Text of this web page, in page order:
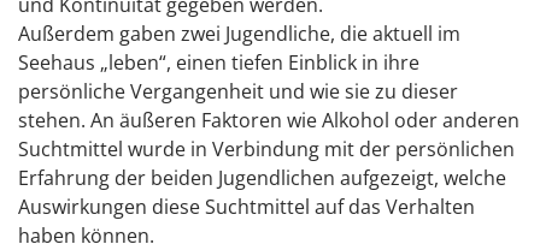
Außerdem gaben zwei Jugendliche, die aktuell im
Seehaus „leben“, einen tiefen Einblick in ihre
persönliche Vergangenheit und wie sie zu dieser
stehen. An äußeren Faktoren wie Alkohol oder anderen
Suchtmittel wurde in Verbindung mit der persönlichen
Erfahrung der beiden Jugendlichen aufgezeigt, welche
Auswirkungen diese Suchtmittel auf das Verhalten
haben können.